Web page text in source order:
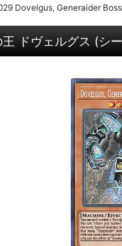
Dovelgus, Generaider
ドヴェルグス (シ